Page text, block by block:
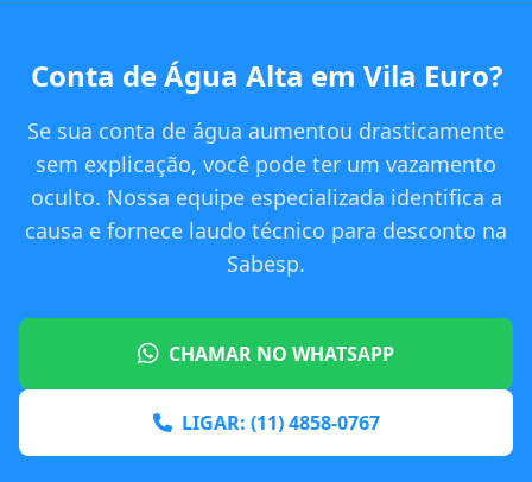
Conta de Água Alta em Vila Euro?
Se sua conta de água aumentou drasticamente
sem explicação, você pode ter um vazamento
oculto. Nossa equipe especializada identifica a
causa e fornece laudo técnico para desconto na
Sabesp.
CHAMAR NO WHATSAPP
LIGAR: (11) 4858-0767